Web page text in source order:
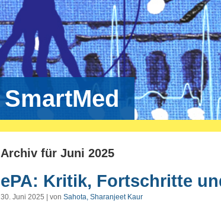
SmartMed
Archiv für Juni 2025
ePA: Kritik, Fortschritte
30. Juni 2025 | von Sahota, Sharanjeet Kaur